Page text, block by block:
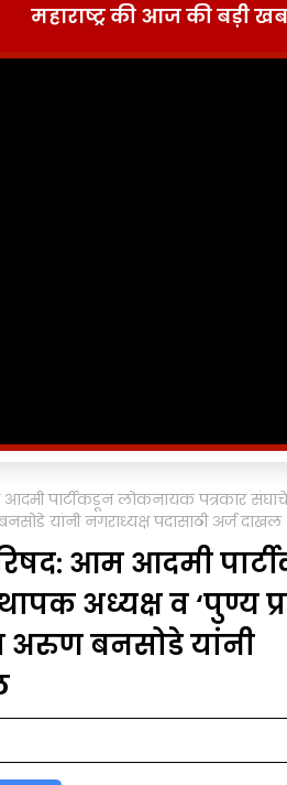
महाराष्ट्र की आज की बड़ी
पार्टीकडून लोकनायक पत्रकार
यांनी नगराध्यक्ष पदासाठी अर्ज दाखल
आम आदमी
अध्यक्ष व ‘पुण्य
अरुण बनसोडे यांनी